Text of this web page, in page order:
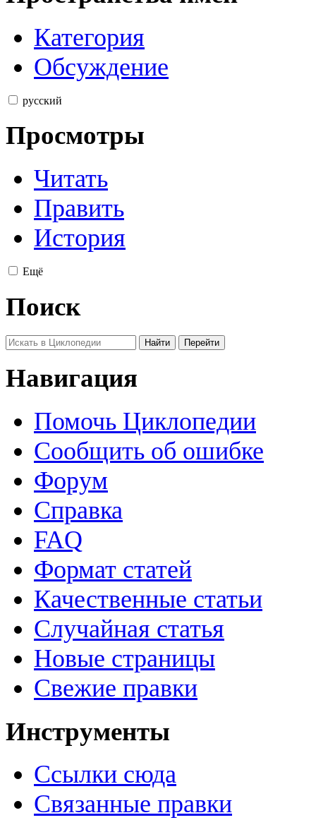
Категория
Обсуждение
русский
Просмотры
Читать
Править
История
Ещё
Поиск
Навигация
Помочь Циклопедии
Сообщить об ошибке
Форум
Справка
FAQ
Формат статей
Качественные статьи
Случайная статья
Новые страницы
Свежие правки
Инструменты
Ссылки сюда
Связанные правки